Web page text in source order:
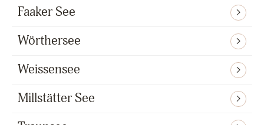
Faaker See
Wörthersee
Weissensee
Millstätter See